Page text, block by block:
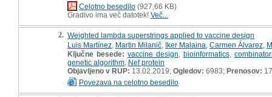
Celotno besedilo (927,66 KB)
Gradivo ima več datotek! Več...
2. Weighted lambda superstrings applied to vaccine design
Luis Martínez Martin Milanič Iker Malaina Carmen Álvarez
Ključne besede: vaccine design bioinformatics,
genetic algorithm Nef protein
Objavljeno v RUP: 13.02.2019; Ogledov: 6983; Prenosov:
Povezava na celotno besedilo